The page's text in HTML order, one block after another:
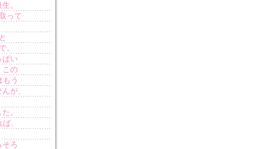
。
って
。
ぱい
この
う
が、
。
、
ろ